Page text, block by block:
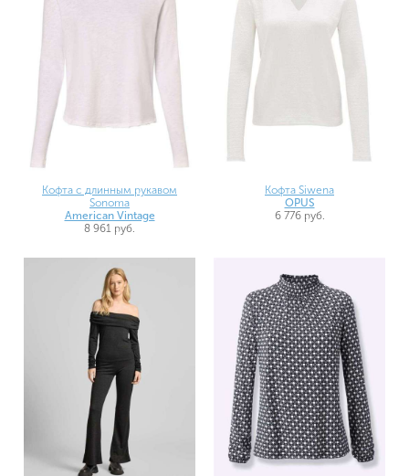
Кофта с длинным рукавом
Sonoma
American Vintage
8 961 руб.
Кофта Siwena
OPUS
6 776 руб.